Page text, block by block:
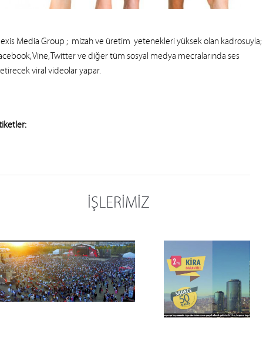
Media Group; mizah ve üretim yetenekleri yüksek olan kadrosuyla;
Vine, Twitter ve diğer tüm sosyal medya mecralarında ses
viral videolar yapar.
İŞLERİMİZ